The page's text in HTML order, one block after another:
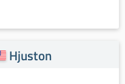
Hjuston